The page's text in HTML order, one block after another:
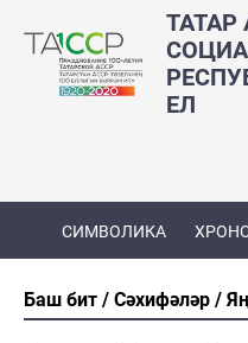
ЕЛ
СИМВОЛИКА
Баш бит Сәхифәләр